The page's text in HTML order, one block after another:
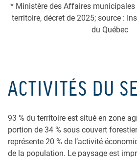
* Ministère des Affaires municipales
territoire, décret de 2025; source :
du Québec
ACTIVITÉS DU
93 % du territoire est situé en zone
portion de 34 % sous couvert
représente 20 % de l’activité
de la population. Le paysage est